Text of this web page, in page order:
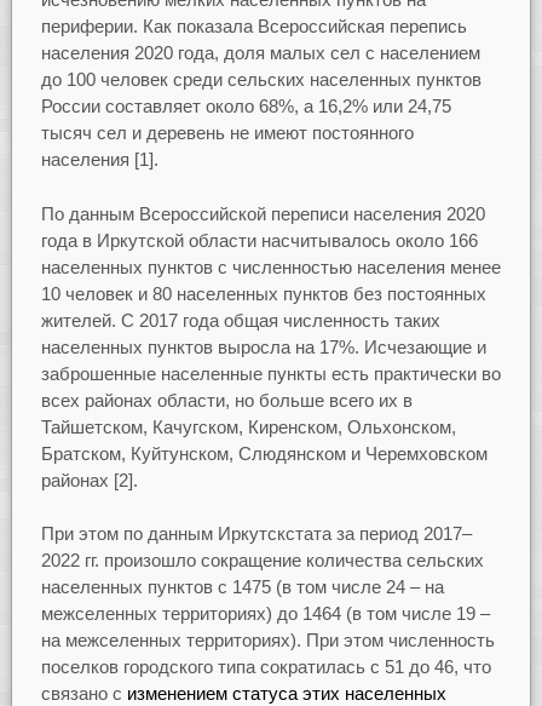
периферии. Как показала Всероссийская перепись
населения 2020 года, доля малых сел с населением
до 100 человек среди сельских населенных пунктов
России составляет около 68%, а 16,2% или 24,75
тысяч сел и деревень не имеют постоянного
населения [1].
По данным Всероссийской переписи населения 2020
года в Иркутской области насчитывалось около 166
населенных пунктов с численностью населения менее
10 человек и 80 населенных пунктов без постоянных
жителей. С 2017 года общая численность таких
населенных пунктов выросла на 17%. Исчезающие и
заброшенные населенные пункты есть практически во
всех районах области, но больше всего их в
Тайшетском, Качугском, Киренском, Ольхонском,
Братском, Куйтунском, Слюдянском и Черемховском
районах [2].
При этом по данным Иркутскстата за период 2017–
2022 гг. произошло сокращение количества сельских
населенных пунктов с 1475 (в том числе 24 – на
межселенных территориях) до 1464 (в том числе 19 –
на межселенных территориях). При этом численность
поселков городского типа сократилась с 51 до 46, что
связано с изменением статуса этих населенных